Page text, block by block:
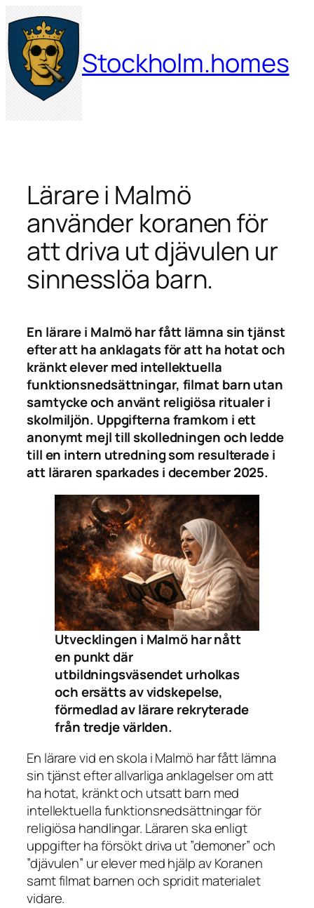
Hoppa
till
innehåll
Stockholm.homes
Lärare i Malmö
använder koranen för
att driva ut djävulen ur
sinnesslöa barn.
En lärare i Malmö har fått lämna sin tjänst
efter att ha anklagats för att ha hotat och
kränkt elever med intellektuella
funktionsnedsättningar, filmat barn utan
samtycke och använt religiösa ritualer i
skolmiljön. Uppgifterna framkom i ett
anonymt mejl till skolledningen och ledde
till en intern utredning som resulterade i
att läraren sparkades i december 2025.
Utvecklingen i Malmö har nått
en punkt där
utbildningsväsendet urholkas
och ersätts av vidskepelse,
förmedlad av lärare rekryterade
från tredje världen.
En lärare vid en skola i Malmö har fått lämna
sin tjänst efter allvarliga anklagelser om att
ha hotat, kränkt och utsatt barn med
intellektuella funktionsnedsättningar för
religiösa handlingar. Läraren ska enligt
uppgifter ha försökt driva ut ”demoner” och
”djävulen” ur elever med hjälp av Koranen
samt filmat barnen och spridit materialet
vidare.